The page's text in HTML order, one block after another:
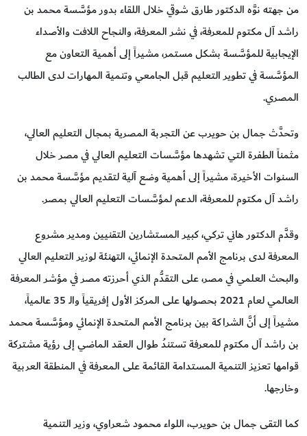
من جهته نوَّه الدكتور طارق شوقي خلال اللقاء بدور مؤسَّسة محمد بن
راشد آل مكتوم للمعرفة، في نشر المعرفة، والنجاح اللافت والأصداء
الإيجابية للمؤسَّسة بشكل مستمر، مشيراً إلى أهمية التعاون مع
المؤسَّسة في تطوير التعليم قبل الجامعي وتنمية المهارات لدى الطالب
المصري.
وتحدَّث جمال بن حويرب عن التجربة المصرية بمجال التعليم العالي،
مثمناً الطفرة التي تشهدها مؤسَّسات التعليم العالي في مصر خلال
السنوات الأخيرة، مشيراً إلى أهمية وضع آلية لتقديم مؤسَّسة محمد بن
راشد آل مكتوم للمعرفة، الدعم لمؤسَّسات التعليم العالي بمصر.
وقدَّم الدكتور هاني تركي، كبير المستشارين التقنيين ومدير مشروع
المعرفة لدى برنامج الأمم المتحدة الإنمائي، التهنئة لوزير التعليم العالي
والبحث العلمي في مصر، على التقدُّم الذي أحرزته مصر في مؤشر المعرفة
العالمي لعام 2021 بحصولها على المركز الأول إفريقياً والـ 35 عالمياً،
مشيراً إلى أنَّ الشراكة بين برنامج الأمم المتحدة الإنمائي ومؤسَّسة محمد
بن راشد آل مكتوم للمعرفة تستندُ طوال العقد الماضي إلى رؤية مشتركة
قوامها تعزيز التنمية المستدامة القائمة على المعرفة في المنطقة العربية
وخارجها.
كما التقى جمال بن حويرب، اللواء محمود شعراوي، وزير التنمية